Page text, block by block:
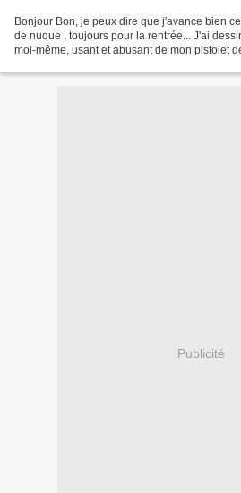
Bonjour Bon, je peux dire que j'avance bien
de nuque , toujours pour la rentrée... J'ai
moi-même, usant et abusant de mon pistolet
Publicité